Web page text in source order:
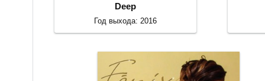
Deep
Год выхода: 2016